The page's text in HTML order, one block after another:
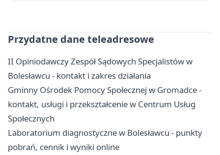
Przydatne dane teleadresowe
II Opiniodawczy Zespół Sądowych Specjalistów w
Bolesławcu - kontakt i zakres działania
Gminny Ośrodek Pomocy Społecznej w Gromadce -
kontakt, usługi i przekształcenie w Centrum Usług
Społecznych
Laboratorium diagnostyczne w Bolesławcu - punkty
pobrań, cennik i wyniki online